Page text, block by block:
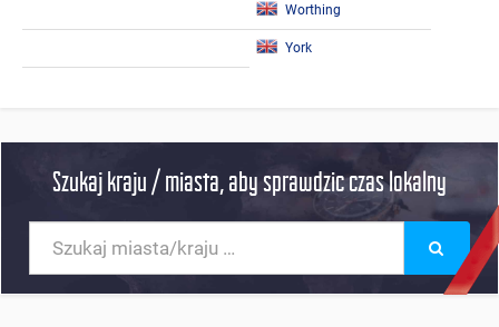
Worthing
York
Szukaj kraju / miasta, aby sprawdzic czas lokalny